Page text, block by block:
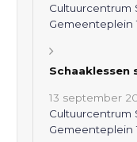
Cultuurcentrum
Gemeenteplein
Schaaklessen
13 september
Cultuurcentrum
Gemeenteplein